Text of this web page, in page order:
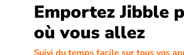
Emportez Jibble
où vous allez
Suivi du temps facile sur tous vos